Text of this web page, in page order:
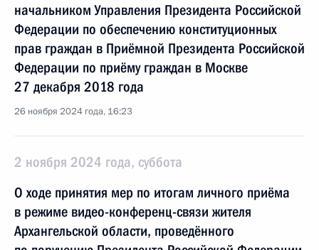
начальником Управления Президента Российской
Федерации по обеспечению конституционных
прав граждан в Приёмной Президента Российской
Федерации по приёму граждан в Москве
27 декабря 2018 года
26 ноября 2024 года, 16:23
2 ноября 2024 года, суббота
О ходе принятия мер по итогам личного приёма
в режиме видео-конференц-связи жителя
Архангельской области, проведённого